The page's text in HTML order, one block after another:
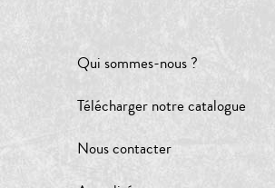
Qui sommes-nous ?
Télécharger notre catalogue
Nous contacter